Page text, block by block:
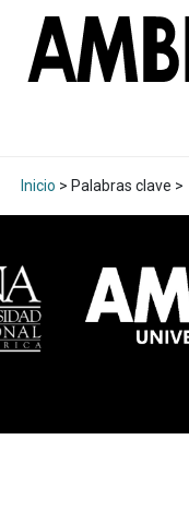
Inicio > Palabras clave >